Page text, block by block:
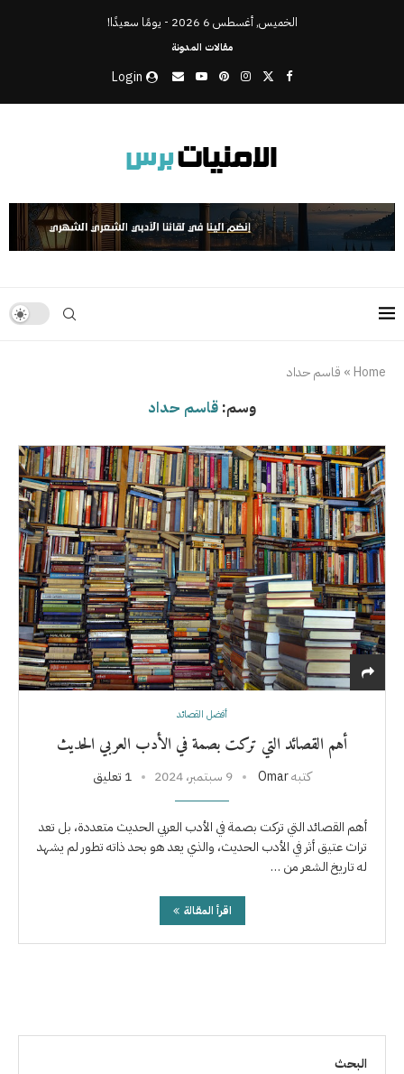
الخميس, أغسطس 6 2026 - يومًا سعيدًا!
مقالات المدونة
Login
Home
» قاسم حداد
وسم: قاسم حداد
أفضل القصائد
أهم القصائد التي تركت بصمة في الأدب العربي الحديث
كتبهOmar 9 سبتمبر، 2024 1 تعليق
أهم القصائد التي تركت بصمة في الأدب العربي الحديث متعددة، بل تعد
تراث عتيق أثر في الأدب الحديث، والذي يعد هو بحد ذاته تطور لم يشهد
له تاريخ الشعر من …
اقرأ المقالة
البحث